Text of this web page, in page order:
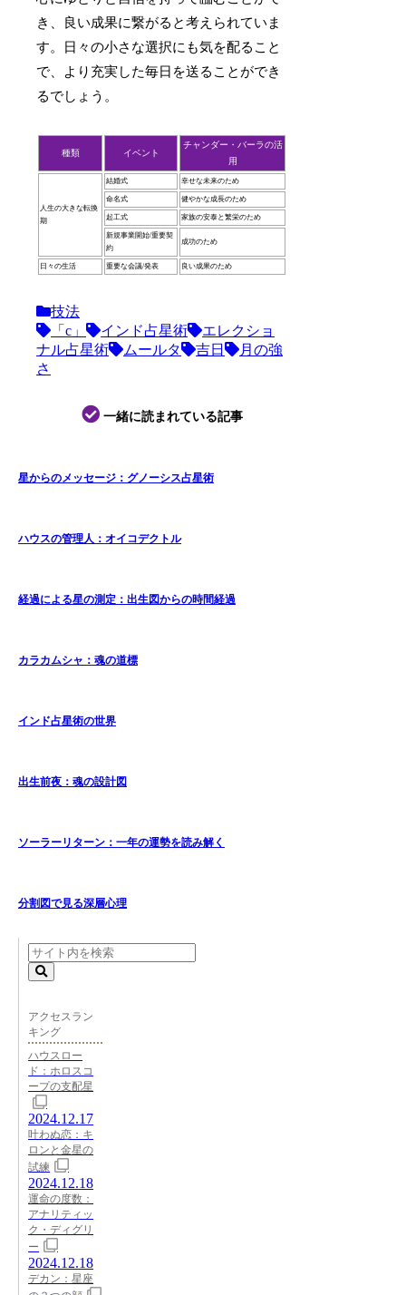
き、良い成果に繋がると考えられていま
す。日々の小さな選択にも気を配ること
で、より充実した毎日を送ることができ
るでしょう。
種類 イベント
チャンダー・バーラの活
用
人生の大きな転換
期
結婚式 幸せな未来のため
命名式 健やかな成長のため
起工式 家族の安泰と繁栄のため
新規事業開始/重要契
約
成功のため
日々の生活 重要な会議/発表 良い成果のため
技法
「c」
インド占星術
エレクショ
ナル占星術
ムールタ 吉日
月の強
さ
一緒に読まれている記事
星からのメッセージ：グノーシス占星術
ハウスの管理人：オイコデクトル
経過による星の測定：出生図からの時間経過
カラカムシャ：魂の道標
インド占星術の世界
出生前夜：魂の設計図
ソーラーリターン：一年の運勢を読み解く
分割図で見る深層心理
アクセスラン
キング
ハウスロー
ド：ホロスコ
ープの支配星
2024.12.17
叶わぬ恋：キ
ロンと金星の
試練
2024.12.18
運命の度数：
アナリティッ
ク・ディグリ
ー
2024.12.18
デカン：星座